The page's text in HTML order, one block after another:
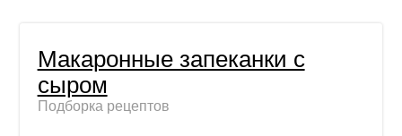
Макаронные запеканки с
сыром
Подборка рецептов